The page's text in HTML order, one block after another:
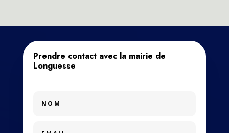
Prendre contact avec la mairie de
Longuesse